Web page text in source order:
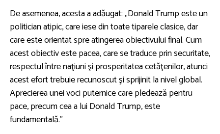
De asemenea, acesta a adăugat: „Donald Trump este un
politician atipic, care iese din toate tiparele clasice, dar
care este orientat spre atingerea obiectivului final. Cum
acest obiectiv este pacea, care se traduce prin securitate,
respectul între naţiuni şi prosperitatea cetăţenilor, atunci
acest efort trebuie recunoscut şi sprijinit la nivel global.
Aprecierea unei voci puternice care pledează pentru
pace, precum cea a lui Donald Trump, este
fundamentală.”